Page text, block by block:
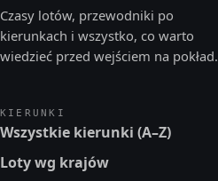
Czasy lotów, przewodniki po
kierunkach i wszystko, co warto
wiedzieć przed wejściem na pokład.
KIERUNKI
Wszystkie kierunki (A–Z)
Loty wg krajów